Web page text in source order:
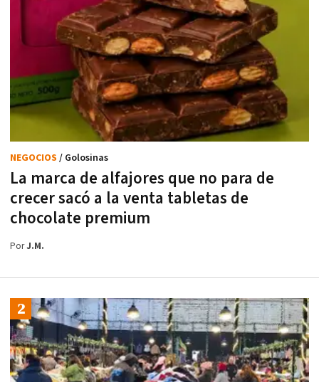
La marca de alfajores que no para de
crecer sacó a la venta tabletas de
chocolate premium
NEGOCIOS / Golosinas
PorJ.M.